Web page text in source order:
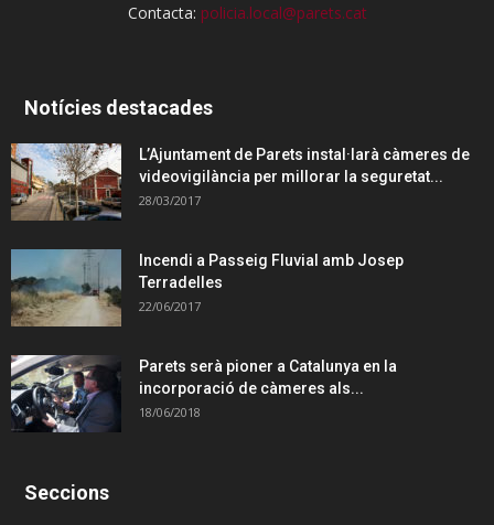
Contacta: policia.local@parets.cat
Notícies destacades
L’Ajuntament de Parets instal·larà càmeres de
videovigilància per millorar la seguretat...
28/03/2017
Incendi a Passeig Fluvial amb Josep
Terradelles
22/06/2017
Parets serà pioner a Catalunya en la
incorporació de càmeres als...
18/06/2018
Seccions